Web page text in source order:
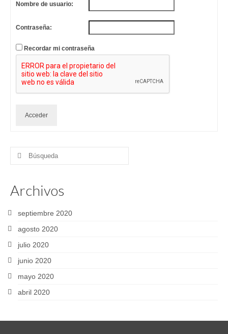
Nombre de usuario:
Contraseña:
Recordar mi contraseña
Acceder
Buscar
Archivos
septiembre 2020
agosto 2020
julio 2020
junio 2020
mayo 2020
abril 2020